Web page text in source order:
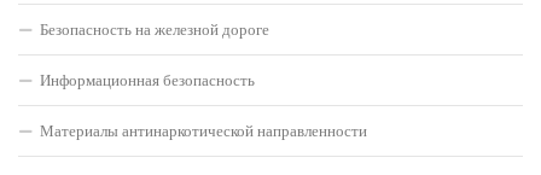
Безопасность на железной дороге
Информационная безопасность
Материалы антинаркотической направленности